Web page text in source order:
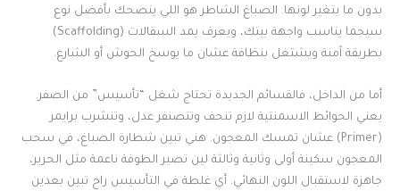
بدون ما يتغير لونها. الصباغ الشاطر هو اللي ينصحك بأفضل نوع
سيجما يناسب واجهة بيتك، ويعرف يمد السقالات (Scaffolding)
بطريقة آمنة ويشتغل بنظافة عشان ما يوسخ الحوش أو الشارع.
أما من الداخل، فالقسائم الجديدة تحتاج شغل “تأسيس” من الصفر.
يعني الحوائط الاسمنتية لازم تنحف وتتصنفر عدل، وتنشرب برايمر
(Primer) عشان تمسك المعجون. هني تبين شطارة الصباغ، في سحب
المعجون سكينة أولى وثانية وثالثة لين تصير الطوفة ناعمة مثل الحرير،
جاهزة لاستقبال اللون النهائي. أي غلطة في التأسيس راح تبين بعدين